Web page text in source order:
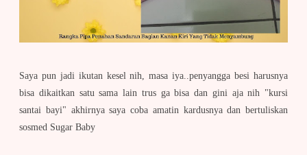
Saya pun jadi ikutan kesel nih, masa iya..penyangga besi harusnya
bisa dikaitkan satu sama lain trus ga bisa dan gini aja nih "kursi
santai bayi" akhirnya saya coba amatin kardusnya dan bertuliskan
sosmed Sugar Baby